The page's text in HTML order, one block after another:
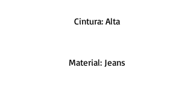
Cintura: Alta
Material: Jeans